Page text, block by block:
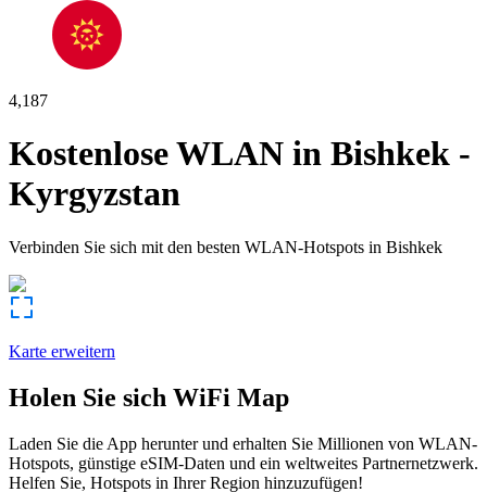
4,187
Kostenlose WLAN in Bishkek -
Kyrgyzstan
Verbinden Sie sich mit den besten WLAN-Hotspots in Bishkek
Karte erweitern
Holen Sie sich WiFi Map
Laden Sie die App herunter und erhalten Sie Millionen von WLAN-
Hotspots, günstige eSIM-Daten und ein weltweites Partnernetzwerk.
Helfen Sie, Hotspots in Ihrer Region hinzuzufügen!